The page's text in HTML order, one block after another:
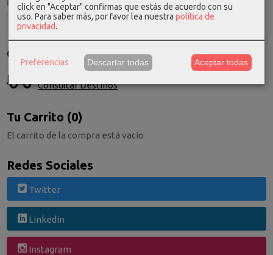
Costes de Envío
Consultar Destinos
Tu Carrito (0)
El carrito de la compra está vacío
Redes Sociales
Twitter
Linkedin
Instagram
click en "Aceptar" confirmas que estás de acuerdo con su
uso. Para saber más, por favor lea nuestra política de
privacidad.
Preferencias Descartar todas Aceptar todas